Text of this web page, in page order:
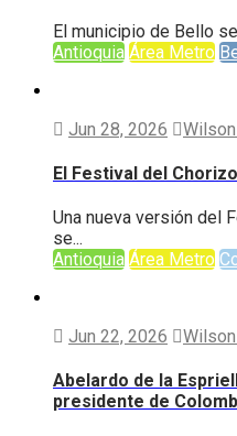
El municipio de Bello
Antioquia Área Metro
Jun 28, 2026
El Festival del
Una nueva versión del
se...
Antioquia Área Metro
Jun 22, 2026
Abelardo de la
presidente de